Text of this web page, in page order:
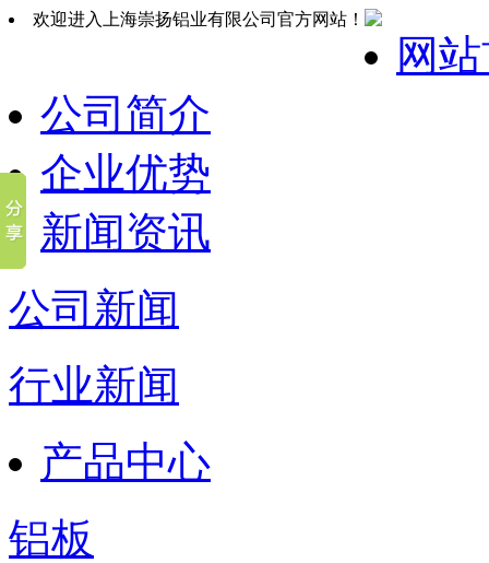
欢迎进入上海崇扬铝业有限公司官方网站！
网
公司简介
企业优势
新闻资讯
公司新闻
行业新闻
产品中心
铝板